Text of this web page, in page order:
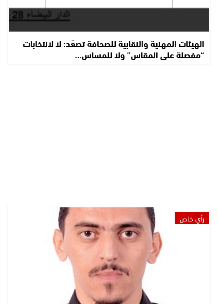
الهيئات المهنية والنقابية للصحافة تصعّد: لا لانتخابات
“مفصلة على المقاس” ولا للمساس…
رأي خاص